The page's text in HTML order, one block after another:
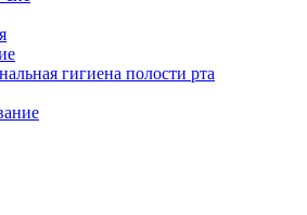
гигиена полости рта